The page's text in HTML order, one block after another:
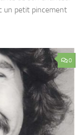
un petit pincement
0